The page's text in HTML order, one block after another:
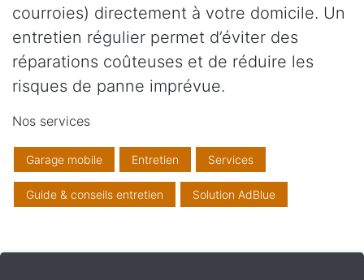
courroies) directement à votre domicile. Un
entretien régulier permet d’éviter des
réparations coûteuses et de réduire les
risques de panne imprévue.
Nos services
Garage mobile Entretien Services
Guide & conseils entretien Solution AdBlue